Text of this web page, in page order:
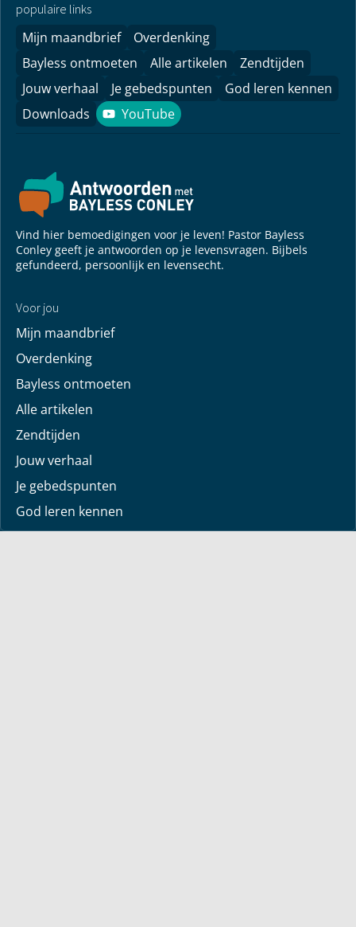
populaire links
Mijn maandbrief
Overdenking
Bayless ontmoeten
Alle artikelen
Zendtijden
Jouw verhaal
Je gebedspunten
God leren kennen
Downloads
YouTube
YouTube
Vind hier bemoedigingen voor je leven! Pastor Bayless
Conley geeft je antwoorden op je levensvragen. Bijbels
gefundeerd, persoonlijk en levensecht.
Voor jou
Mijn maandbrief
Overdenking
Bayless ontmoeten
Alle artikelen
Zendtijden
Jouw verhaal
Je gebedspunten
God leren kennen
Downloads